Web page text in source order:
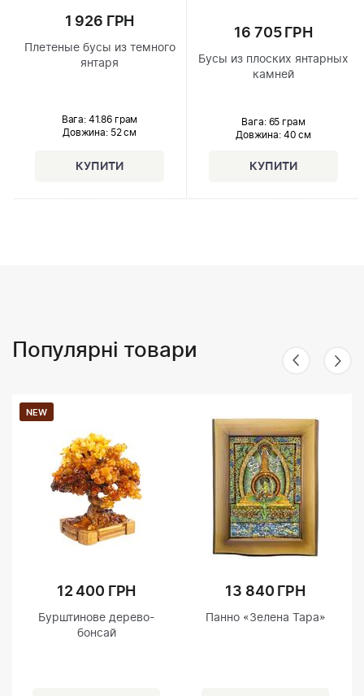
1 926 ГРН
Плетеные бусы из темного
янтаря
Вага: 41.86 грам
Довжина:52 см
16 705 ГРН
Бусы из плоских янтарных
камней
Вага: 65 грам
Довжина:40 см
Популярні товари
NEW
12 400 ГРН
Бурштинове дерево-
бонсай
13 840 ГРН
Панно «Зелена Тара»